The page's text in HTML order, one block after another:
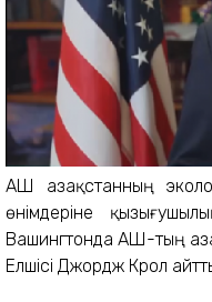
АҚШ Қазақстанның
өнімдеріне
Вашингтонда АҚШ-тың
Елшісі Джордж Крол